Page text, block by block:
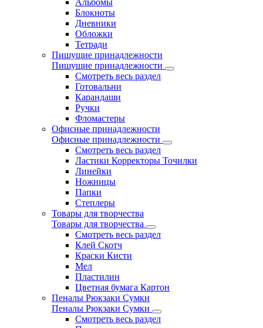
Альбомы
Блокноты
Дневники
Обложки
Тетради
Пишущие принадлежности
Пишущие принадлежности
Смотреть весь раздел
Готовальни
Карандаши
Ручки
Фломастеры
Офисные принадлежности
Офисные принадлежности
Смотреть весь раздел
Ластики Корректоры Точилки
Линейки
Ножницы
Папки
Степлеры
Товары для творчества
Товары для творчества
Смотреть весь раздел
Клей Скотч
Краски Кисти
Мел
Пластилин
Цветная бумага Картон
Пеналы Рюкзаки Сумки
Пеналы Рюкзаки Сумки
Смотреть весь раздел